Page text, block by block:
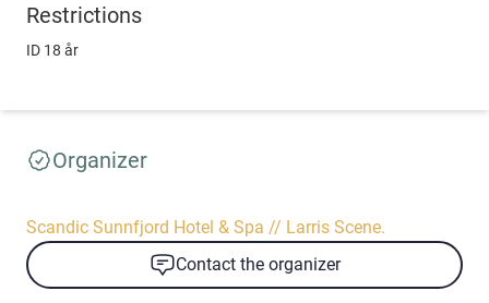
Restrictions
ID 18 år
Organizer
Scandic Sunnfjord Hotel & Spa // Larris Scene.
Contact the organizer